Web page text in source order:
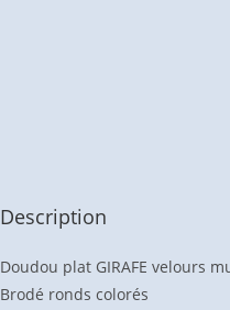
Description
Doudou plat GIRAFE velours
Brodé ronds colorés